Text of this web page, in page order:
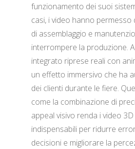
funzionamento dei suoi
casi, i video hanno
di assemblaggio e
interrompere la produzione.
integrato riprese reali con
un effetto immersivo che ha
dei clienti durante le fiere.
come la combinazione di
appeal visivo renda i video
indispensabili per ridurre
decisioni e migliorare la